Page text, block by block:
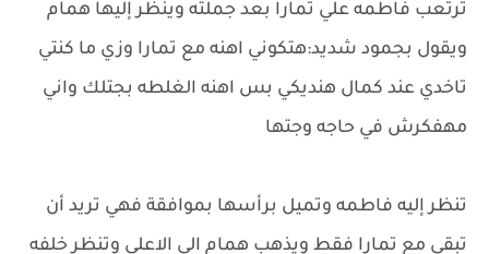
ترتعب فاطمه علي تمارا بعد جملته وينظر إليها همام
ويقول بجمود شديد:هتكوني اهنه مع تمارا وزي ما كنتي
تاخدي عند كمال هنديكي بس اهنه الغلطه بجتلك واني
مهفكرش في حاجه وجتها
تنظر إليه فاطمه وتميل برأسها بموافقة فهي تريد أن
تبقى مع تمارا فقط ويذهب همام الي الاعلى وتنظر خلفه